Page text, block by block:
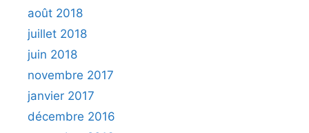
août 2018
juillet 2018
juin 2018
novembre 2017
janvier 2017
décembre 2016